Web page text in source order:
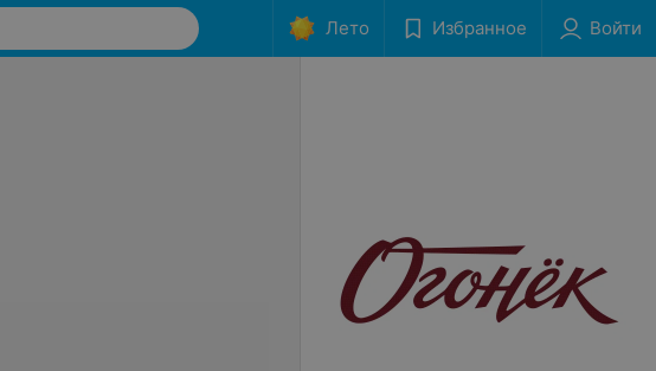
Лето Избранное Войти